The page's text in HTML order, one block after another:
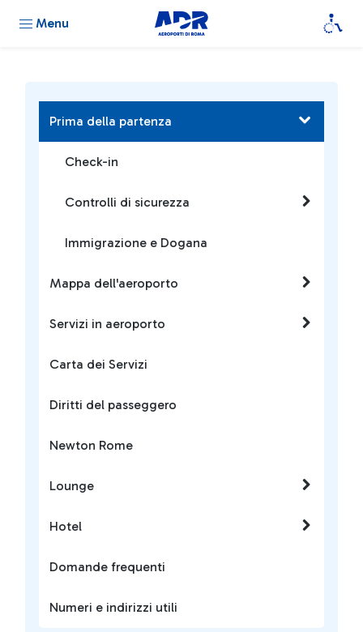
Menu
Prima della partenza
Check-in
Controlli di sicurezza
Immigrazione e Dogana
Mappa dell'aeroporto
Servizi in aeroporto
Carta dei Servizi
Diritti del passeggero
Newton Rome
Lounge
Hotel
Domande frequenti
Numeri e indirizzi utili